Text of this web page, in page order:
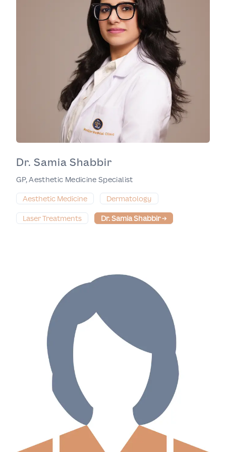
Dr. Samia Shabbir
GP, Aesthetic Medicine Specialist
Aesthetic Medicine
Dermatology
Laser Treatments Dr. Samia Shabbir→